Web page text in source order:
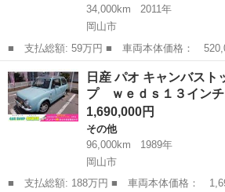
34,000km
2011年
岡山市
■ 支払総額: 59万円 ■ 車両本体価格： 520,000 円 ■ メーカー
名： 日産 ■ 車種名： ルークス ■ グレー
ウェイスター ターボ 純正ナビ 地デジ バ
■ 排気量： 6...
岡山 岡山市 その他
日産 パオ キャンバス
プ ｗｅｄｓ１３イン
1,690,000円
その他
96,000km
1989年
岡山市
■ 支払総額: 188万円 ■ 車両本体価格： 1,690,000 円 ■ メーカー